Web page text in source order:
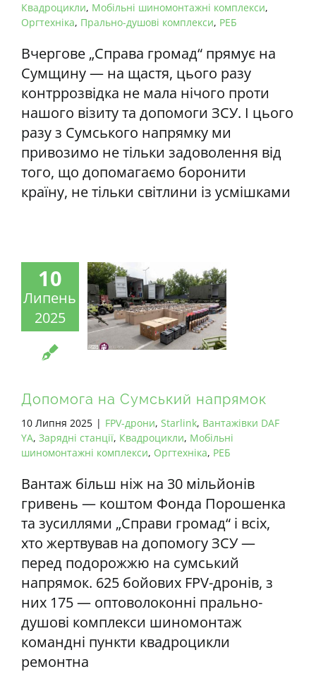
Квадроцикли, Мобільні шиномонтажні комплекси,
Оргтехніка, Прально-душові комплекси, РЕБ
Вчергове „Справа громад“ прямує на
Сумщину — на щастя, цього разу
контррозвідка не мала нічого проти
нашого візиту та допомоги ЗСУ. І цього
разу з Сумського напрямку ми
привозимо не тільки задоволення від
того, що допомагаємо боронити
країну, не тільки світлини із усмішками
10
Липень
2025
Допомога на Сумський напрямок
10 Липня 2025 | FPV-дрони, Starlink, Вантажівки DAF
YA, Зарядні станції, Квадроцикли, Мобільні
шиномонтажні комплекси, Оргтехніка, РЕБ
Вантаж більш ніж на 30 мільйонів
гривень — коштом Фонда Порошенка
та зусиллями „Справи громад“ і всіх,
хто жертвував на допомогу ЗСУ —
перед подорожжю на сумський
напрямок. 625 бойових FPV-дронів, з
них 175 — оптоволоконні прально-
душові комплекси шиномонтаж
командні пункти квадроцикли
ремонтна